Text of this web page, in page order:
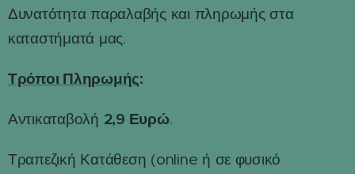
Δυνατότητα παραλαβής και πληρωμής στα
καταστήματά μας.
Τρόποι Πληρωμής:
Αντικαταβολή 2,9 Ευρώ.
Τραπεζική Κατάθεση (online ή σε φυσικό